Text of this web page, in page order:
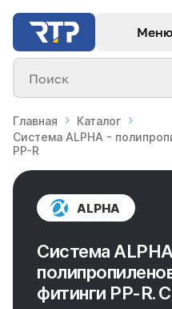
Меню
Поиск
Главная
Каталог
Система ALPHA -
PP-R
ALPHA
Система
фитинги PP-R.